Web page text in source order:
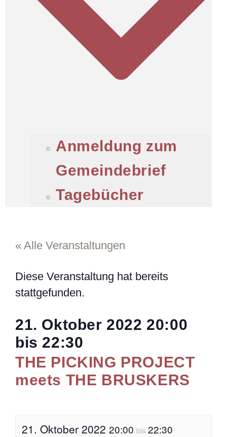
Anmeldung zum
Gemeindebrief
Tagebücher
« Alle Veranstaltungen
Diese Veranstaltung hat bereits
stattgefunden.
21. Oktober 2022 20:00
bis 22:30
THE PICKING PROJECT
meets THE BRUSKERS
21. Oktober 2022 20:00 bis 22:30